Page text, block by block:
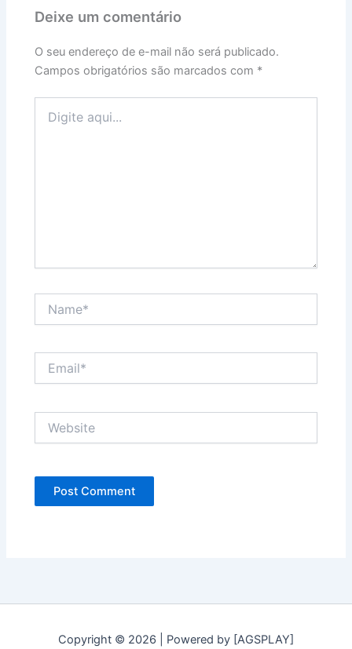
Deixe um comentário
O seu endereço de e-mail não será publicado.
Campos obrigatórios são marcados com *
aqui...
Copyright © 2026 | Powered by [AGSPLAY]